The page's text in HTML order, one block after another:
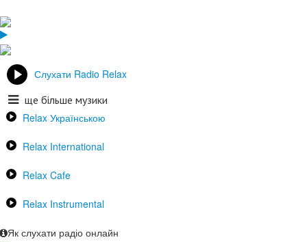
Слухати Radio Relax
ще більше музики
Relax Українською
Relax International
Relax Cafe
Relax Instrumental
Як слухати радіо онлайн